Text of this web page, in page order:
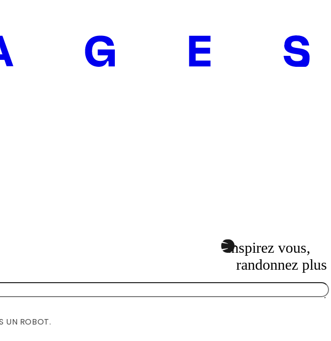
Inspirez vous,
randonnez plus
UN ROBOT.